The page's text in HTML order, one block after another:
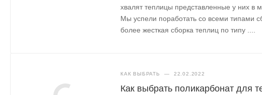
хвалят теплицы представленные у них в
Мы успели поработать со всеми типами
более жесткая сборка теплиц по типу ....
КАК ВЫБРАТЬ — 22.02.2022
Как выбрать поликарбонат для